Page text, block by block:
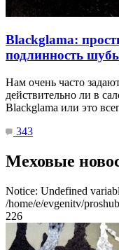
Blackglama:
подлинность
Нам очень часто
действительно ли в
Blackglama или это
343
Меховые
Notice: Undefined
/home/e/evgenitv/
226